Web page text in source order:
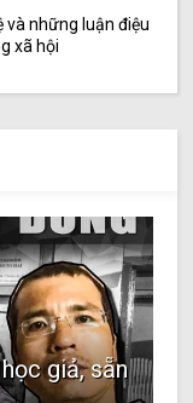
và những luận điệu
xã hội
giả, sẵn